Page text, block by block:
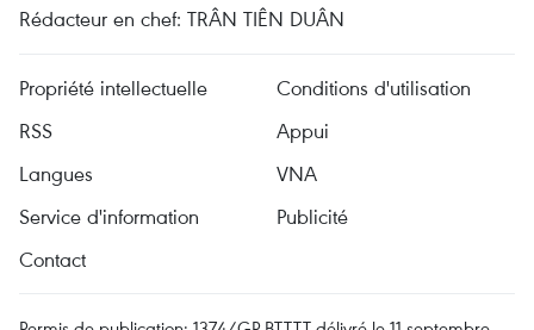
Rédacteur en chef: TRÂN TIÊN DUÂN
Propriété intellectuelle
Conditions d'utilisation
RSS
Appui
Langues
VNA
Service d'information
Publicité
Contact